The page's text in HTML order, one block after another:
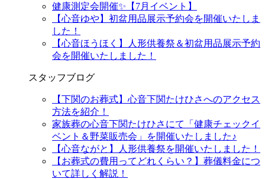
健康測定会開催✨【7月イベント】
【心音ゆや】初盆用品展示予約会を開催いたしま
した！
【心音ほうほく】人形供養祭＆初盆用品展示予約
会を開催いたしました！
スタッフブログ
【下関のお葬式】心音下関たけひさへのアクセス
方法を紹介！
家族葬の心音下関たけひさにて「健康チェックイ
ベント＆野菜販売会」を開催いたしました♪
【心音ながと】人形供養祭を開催いたしました！
【お葬式の費用ってどれくらい？】葬儀料金につ
いて詳しく解説！